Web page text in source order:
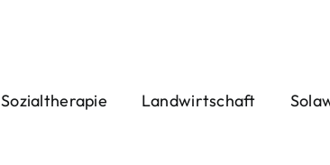
Sozialtherapie Landwirtschaft